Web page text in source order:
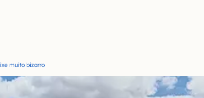
muito bizarro